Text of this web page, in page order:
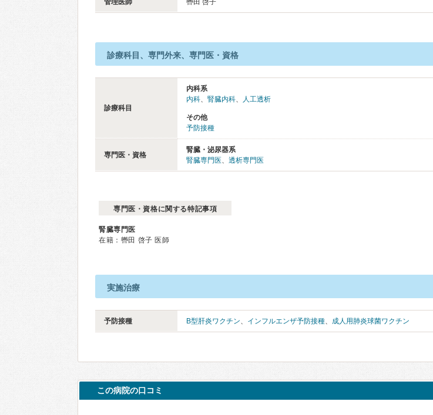
管理医師 轡田 啓子
診療科目、専門外来、専門医・資格
診療科目
内科系
内科、 腎臓内科、 人工透析
その他
予防接種
専門医・資格
腎臓・泌尿器系
腎臓専門医、 透析専門医
専門医・資格に関する特記事項
腎臓専門医
在籍：轡田 啓子 医師
実施治療
予防接種 B型肝炎ワクチン、 インフルエンザ予防接種、 成人用肺炎球菌ワクチン
この病院の口コミ